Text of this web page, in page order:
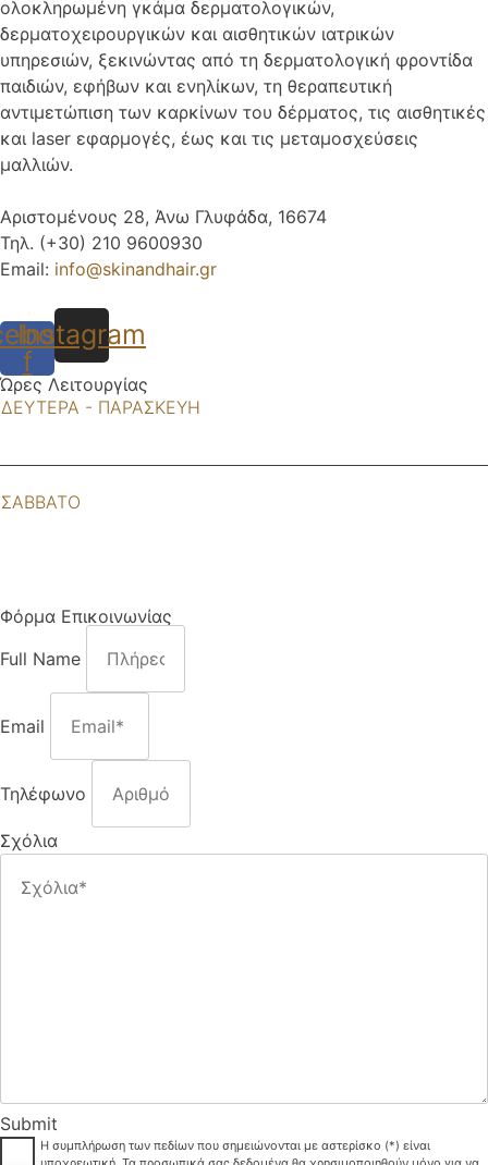
ολοκληρωμένη γκάμα δερματολογικών,
δερματοχειρουργικών και αισθητικών ιατρικών
υπηρεσιών, ξεκινώντας από τη δερματολογική φροντίδα
παιδιών, εφήβων και ενηλίκων, τη θεραπευτική
αντιμετώπιση των καρκίνων του δέρματος, τις αισθητικές
και laser εφαρμογές, έως και τις μεταμοσχεύσεις
μαλλιών.
Αριστομένους 28, Άνω Γλυφάδα, 16674
Τηλ. (+30) 210 9600930
Email: info@skinandhair.gr
f
Instagram
Ώρες Λειτουργίας
ΔΕΥΤΕΡΑ - ΠΑΡΑΣΚΕΥΗ
ΣΑΒΒΑΤΟ
Φόρμα Επικοινωνίας
Full Name
Email
Τηλέφωνο
Σχόλια
Submit
Η συμπλήρωση των πεδίων που σημειώνονται με αστερίσκο (*) είναι